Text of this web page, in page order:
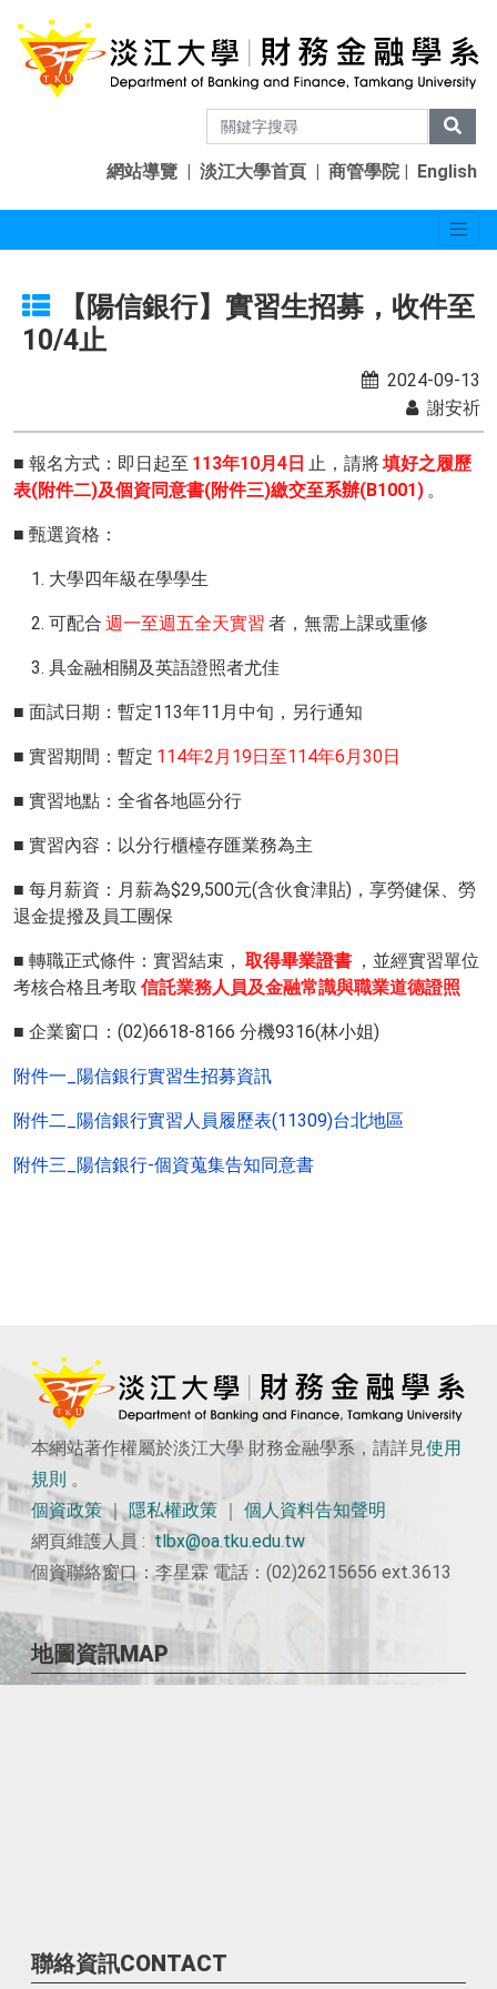
網站導覽 | 淡江大學首頁 | 商管學院| English
【陽信銀行】實習生招募，收件至
10/4止
2024-09-13
謝安祈
■ 報名方式：即日起至 113年10月4日 止，請將填好之履歷
表(附件二)及個資同意書(附件三)繳交至系辦(B1001) 。
■ 甄選資格：
1. 大學四年級在學學生
2. 可配合 週一至週五全天實習 者，無需上課或重修
3. 具金融相關及英語證照者尤佳
■ 面試日期：暫定113年11月中旬，另行通知
■ 實習期間：暫定 114年2月19日至114年6月30日
■ 實習地點：全省各地區分行
■ 實習內容：以分行櫃檯存匯業務為主
■ 每月薪資：月薪為$29,500元(含伙食津貼)，享勞健保、勞
退金提撥及員工團保
■ 轉職正式條件：實習結束， 取得畢業證書 ，並經實習單位
考核合格且考取 信託業務人員及金融常識與職業道德證照
■ 企業窗口：(02)6618-8166 分機9316(林小姐)
附件一_陽信銀行實習生招募資訊
附件二_陽信銀行實習人員履歷表(11309)台北地區
附件三_陽信銀行-個資蒐集告知同意書
本網站著作權屬於淡江大學 財務金融學系，請詳見使用
規則 。
個資政策｜隱私權政策
個人資料告知聲明
網頁維護人員 :tlbx@oa.tku.edu.tw
個資聯絡窗口：李星霖 電話：(02)26215656 ext.3613
地圖資訊MAP
聯絡資訊CONTACT